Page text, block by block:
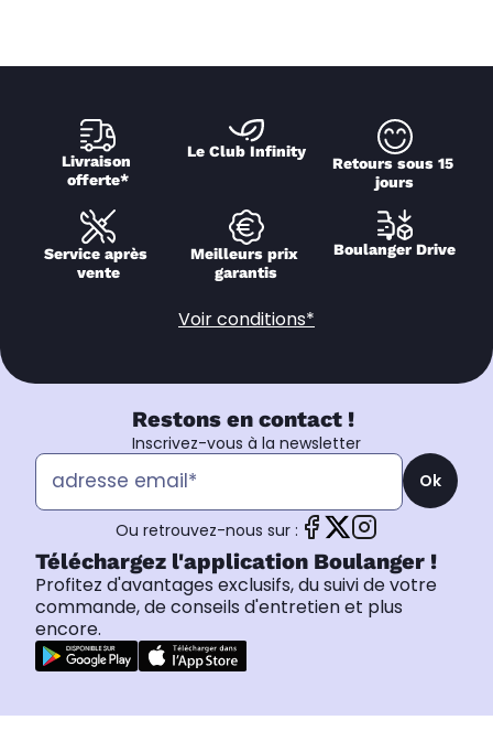
Livraison
offerte*
Le Club Infinity
Retours sous 15
jours
Service après
vente
Meilleurs prix
garantis
Boulanger Drive
Voir conditions*
Restons en contact !
Inscrivez-vous à la newsletter
Ok
Ou retrouvez-nous sur :
Téléchargez l'application Boulanger !
Profitez d'avantages exclusifs, du suivi de votre
commande, de conseils d'entretien et plus
encore.